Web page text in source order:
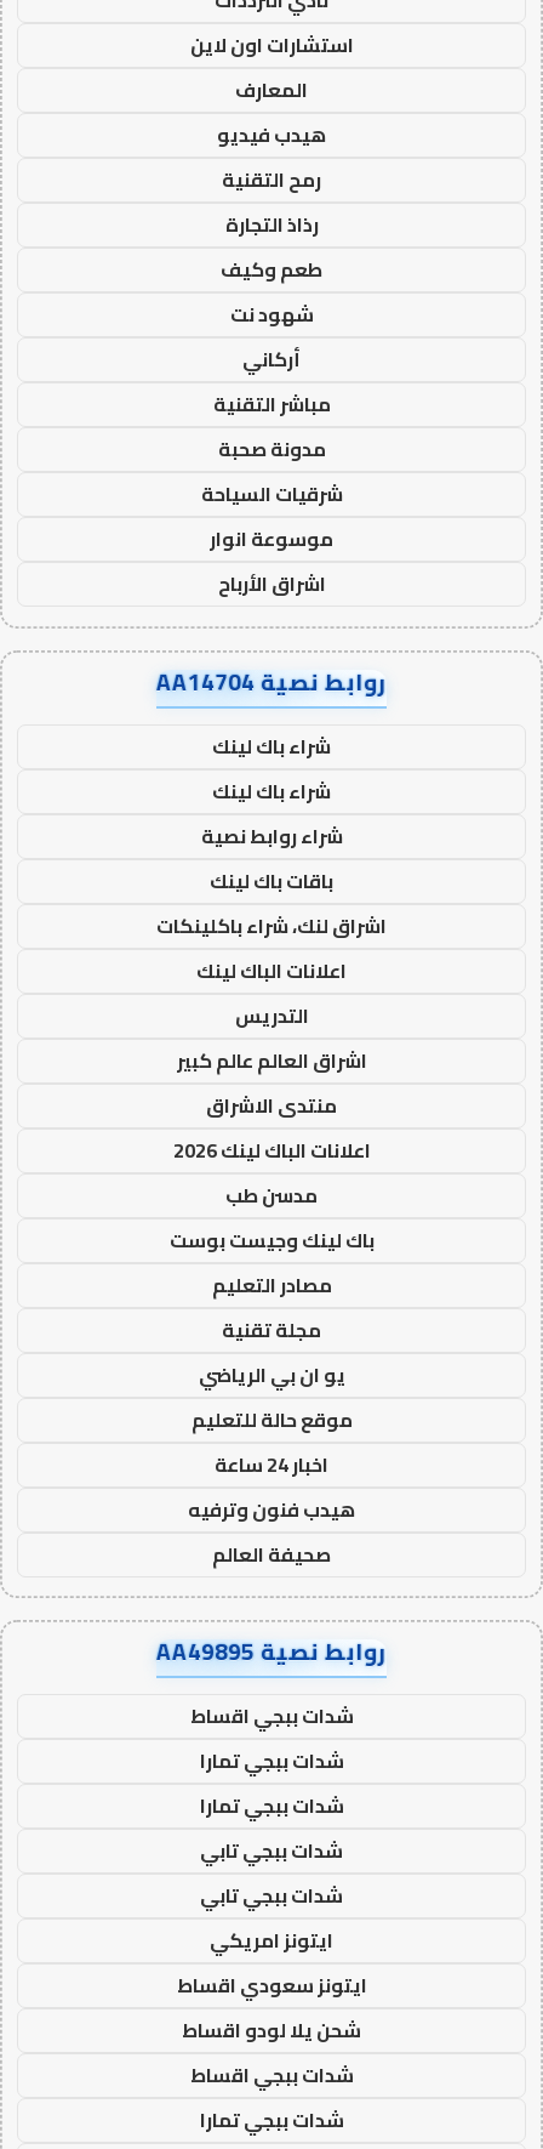
استشارات اون لاين
المعارف
هيدب فيديو
رمح التقنية
رذاذ التجارة
طعم وكيف
شهود نت
أركاني
مباشر التقنية
مدونة صحبة
شرقيات السياحة
موسوعة انوار
اشراق الأرباح
روابط نصية AA14704
شراء باك لينك
شراء باك لينك
شراء روابط نصية
باقات باك لينك
اشراق لنك، شراء باكلينكات
اعلانات الباك لينك
التدريس
اشراق العالم عالم كبير
منتدى الاشراق
اعلانات الباك لينك 2026
مدسن طب
باك لينك وجيست بوست
مصادر التعليم
مجلة تقنية
يو ان بي الرياضي
موقع حالة للتعليم
اخبار 24 ساعة
هيدب فنون وترفيه
صحيفة العالم
روابط نصية AA49895
شدات ببجي اقساط
شدات ببجي تمارا
شدات ببجي تمارا
شدات ببجي تابي
شدات ببجي تابي
ايتونز امريكي
ايتونز سعودي اقساط
شحن يلا لودو اقساط
شدات ببجي اقساط
شدات ببجي تمارا